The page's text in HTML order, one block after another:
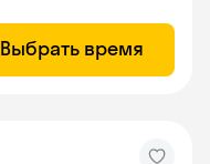
Выбрать время